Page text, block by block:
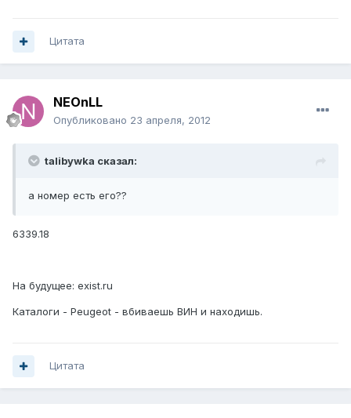
Цитата
NEOnLL
Опубликовано 23 апреля, 2012
talibywka сказал:
а номер есть его??
6339.18
На будущее: exist.ru
Каталоги - Peugeot - вбиваешь ВИН и находишь.
Цитата